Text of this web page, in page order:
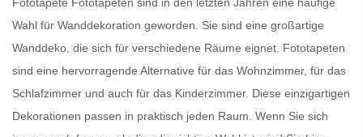
Fototapete Fototapeten sind in den letzten Jahren eine häufige
Wahl für Wanddekoration geworden. Sie sind eine großartige
Wanddeko, die sich für verschiedene Räume eignet. Fototapeten
sind eine hervorragende Alternative für das Wohnzimmer, für das
Schlafzimmer und auch für das Kinderzimmer. Diese einzigartigen
Dekorationen passen in praktisch jeden Raum. Wenn Sie sich